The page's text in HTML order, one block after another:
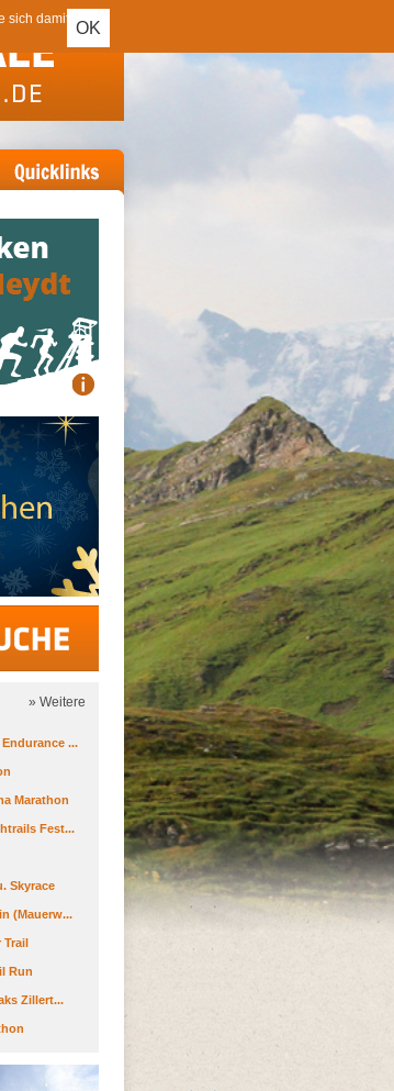
OK
sich damit
Trail-Suche
» Weitere
...
Marathon
Fest...
Skyrace
(Mauerw...
Trail
Run
Zillert...